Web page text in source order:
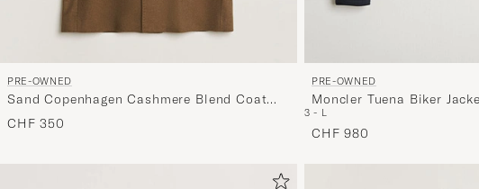
PRE-OWNED
Sand Copenhagen Cashmere Blend Coat
Brown 48
CHF 350
PRE-OWNED
Moncler Tuena Biker
3 - L
CHF 980